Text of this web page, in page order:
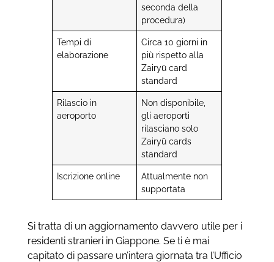
seconda della
procedura)
Tempi di
elaborazione
Circa 10 giorni in
più rispetto alla
Zairyū card
standard
Rilascio in
aeroporto
Non disponibile,
gli aeroporti
rilasciano solo
Zairyū cards
standard
Iscrizione online
Attualmente non
supportata
Si tratta di un aggiornamento davvero utile per i
residenti stranieri in Giappone. Se ti è mai
capitato di passare un’intera giornata tra l’Ufficio